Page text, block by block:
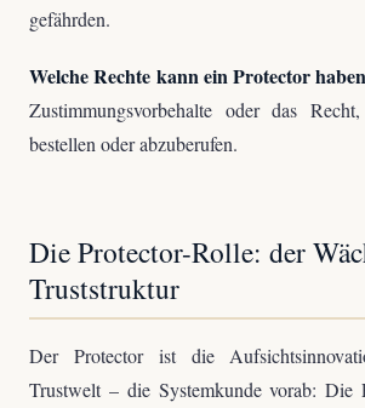
gefährden.
Welche Rechte kann ein Protector
Zustimmungsvorbehalte oder das
bestellen oder abzuberufen.
Die Protector-Rolle: der
Truststruktur
Der Protector ist die
Trustwelt – die Systemkunde vorab: Die